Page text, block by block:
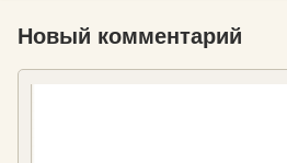
Новый комментарий